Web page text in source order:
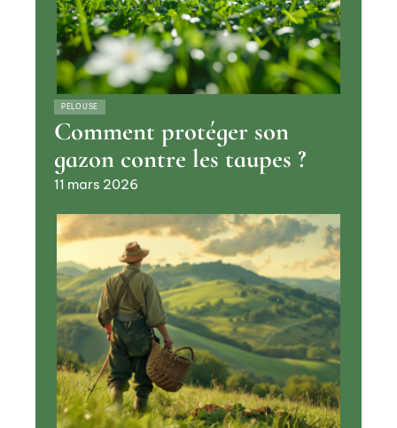
PELOUSE
Comment protéger son
gazon contre les taupes ?
11 mars 2026